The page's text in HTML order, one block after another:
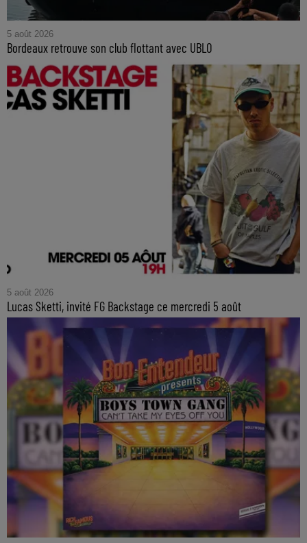
5 août 2026
Bordeaux retrouve son club flottant avec UBLO
5 août 2026
Lucas Sketti, invité FG Backstage ce mercredi 5 août